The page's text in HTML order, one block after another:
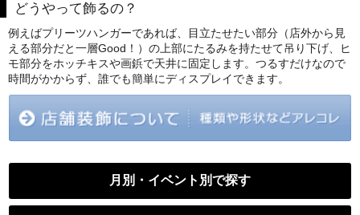
どうやって飾るの？
例えばプリーツハンガーであれば、目立たせたい部分（店外から見
える部分だと一層Good！）の上部にたるみを持たせて吊り下げ、ヒ
モ部分をホッチキスや画鋲で天井に固定します。つるすだけなので
時間がかからず、誰でも簡単にディスプレイできます。
月別・イベント別で探す